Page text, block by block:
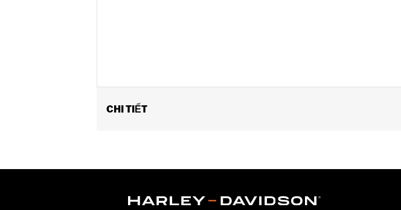
CHI TIẾT
Sold In Units:Pair
WARRANTY:1 year limited warranty – Go towww.h-d.com/warranty